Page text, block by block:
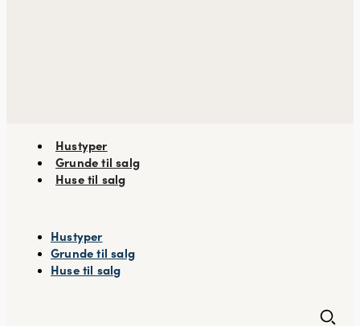
Hustyper
Grunde til salg
Huse til salg
Hustyper
Grunde til salg
Huse til salg